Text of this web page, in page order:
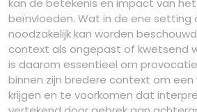
kan de betekenis en impact van het
beïnvloeden. Wat in de ene setting
noodzakelijk kan worden
context als ongepast of kwetsend
is daarom essentieel om
binnen zijn bredere context om
krijgen en te voorkomen dat